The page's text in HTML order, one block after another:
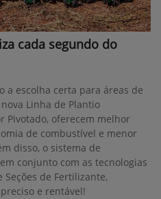
cada segundo do
a escolha certa para áreas de
Linha de Plantio
Pivotado, oferecem melhor
de combustível e menor
disso, o sistema de
conjunto com as tecnologias
de Fertilizante,
e rentável!